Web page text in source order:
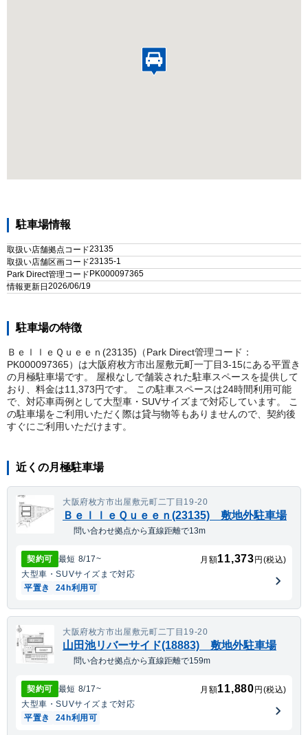
駐車場情報
取扱い店舗拠点コード23135
取扱い店舗区画コード23135-1
Park Direct管理コード PK000097365
情報更新日 2026/06/19
駐車場の特徴
ＢｅｌｌｅＱｕｅｅｎ(23135)（Park Direct管理コード：
PK000097365）は大阪府枚方市出屋敷元町一丁目3-15にある平置き
の月極駐車場です。 屋根なしで舗装された駐車スペースを提供して
おり、料金は11,373円です。 この駐車スペースは24時間利用可能
で、対応車両例として大型車・SUVサイズまで対応しています。 こ
の駐車場をご利用いただく際は貸与物等もありませんので、契約後
すぐにご利用いただけます。
近くの月極駐車場
大阪府枚方市出屋敷元町二丁目19-20
ＢｅｌｌｅＱｕｅｅｎ(23135) 敷地外駐車場
問い合わせ拠点から直線距離で13m
契約可 最短 8/17~ 月額11,373 円(税込)
大型車・SUVサイズまで対応
平置き
24h利用可
大阪府枚方市出屋敷元町二丁目19-20
山田池リバーサイド(18883) 敷地外駐車場
問い合わせ拠点から直線距離で159m
契約可 最短 8/17~ 月額11,880 円(税込)
大型車・SUVサイズまで対応
平置き
24h利用可